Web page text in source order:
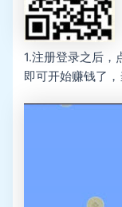
1.注册登录之后，
即可开始赚钱了